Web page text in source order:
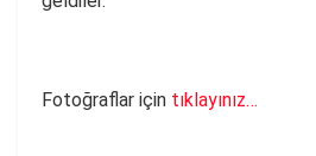
Fotoğraflar için tıklayınız…